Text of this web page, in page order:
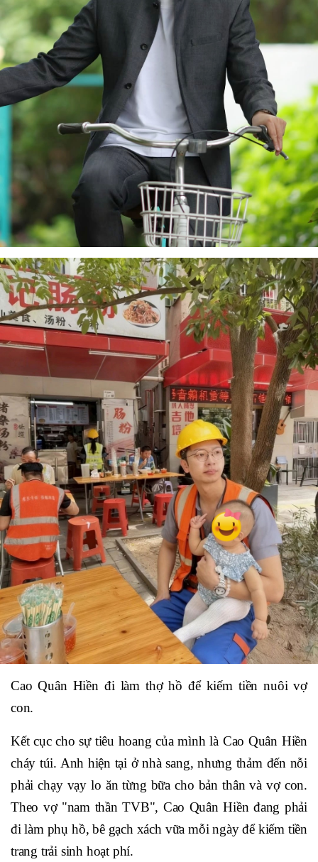
Cao Quân Hiền đi làm thợ hồ để kiếm tiền nuôi vợ
con.
Kết cục cho sự tiêu hoang của mình là Cao Quân Hiền
cháy túi. Anh hiện tại ở nhà sang, nhưng thảm đến nỗi
phải chạy vạy lo ăn từng bữa cho bản thân và vợ con.
Theo vợ "nam thần TVB", Cao Quân Hiền đang phải
đi làm phụ hồ, bê gạch xách vữa mỗi ngày để kiếm tiền
trang trải sinh hoạt phí.